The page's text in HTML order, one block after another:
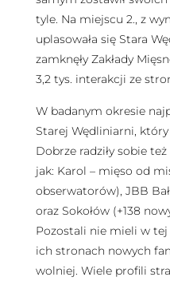
tyle. Na miejscu 2., z
uplasowała się Stara
zamknęły Zakłady
3,2 tys. interakcji ze
W badanym okresie
Starej Wędliniarni, który
Dobrze radziły sobie
jak: Karol – mięso od
obserwatorów), JBB
oraz Sokołów (+138
Pozostali nie mieli w tej
ich stronach nowych
wolniej. Wiele profili